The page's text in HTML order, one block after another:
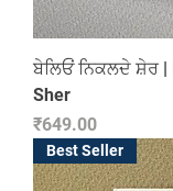
ਬੇਲਿਓਂ ਨਿਕਲਦੇ ਸ਼ੇਰ |
Sher
Price
₹649.00
Best Seller